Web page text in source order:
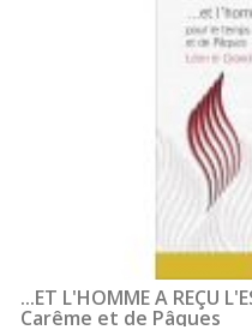
...ET L'HOMME A REÇU
Carême et de Pâques